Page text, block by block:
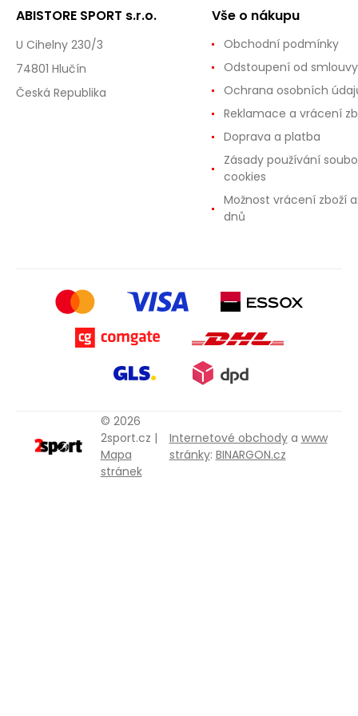
ABISTORE SPORT s.r.o.
U Cihelny 230/3
74801 Hlučín
Česká Republika
Vše o nákupu
Obchodní podmínky
Odstoupení od smlouvy
Ochrana osobních
Reklamace a vrácení
Doprava a platba
Zásady používání
cookies
Možnost vrácení zboží
dnů
© 2026
2sport.cz |
Mapa
stránek
Internetové obchodya www
stránky: BINARGON.cz